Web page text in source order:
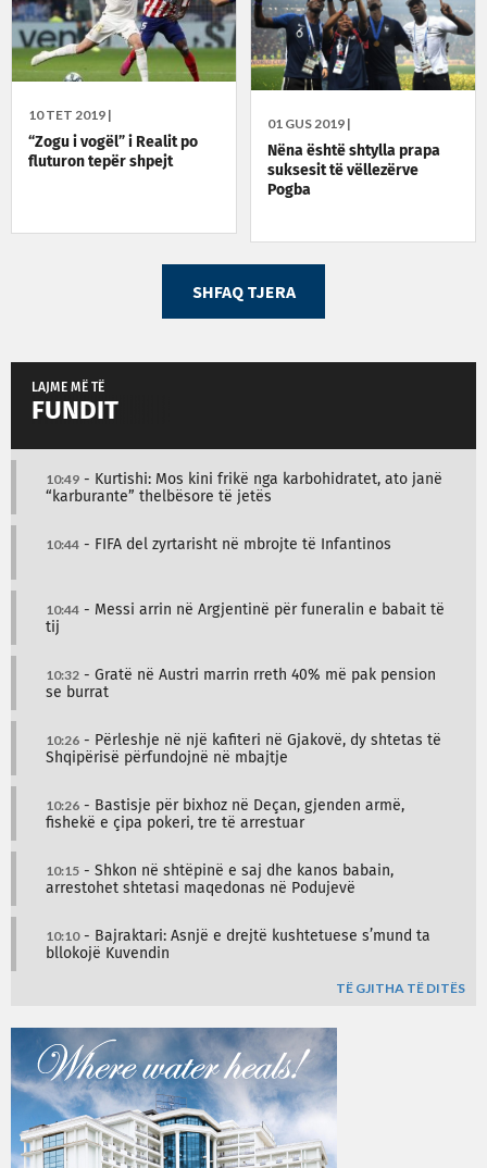
10 TET 2019 |
“Zogu i vogël” i Realit po
fluturon tepër shpejt
01 GUS 2019 |
Nëna është shtylla prapa
suksesit të vëllezërve
Pogba
SHFAQ TJERA
LAJME MË TË
FUNDIT
10:49 - Kurtishi: Mos kini frikë nga karbohidratet, ato janë
“karburante” thelbësore të jetës
10:44 - FIFA del zyrtarisht në mbrojte të Infantinos
10:44 - Messi arrin në Argjentinë për funeralin e babait të
tij
10:32 - Gratë në Austri marrin rreth 40% më pak pension
se burrat
10:26 - Përleshje në një kafiteri në Gjakovë, dy shtetas të
Shqipërisë përfundojnë në mbajtje
10:26 - Bastisje për bixhoz në Deçan, gjenden armë,
fishekë e çipa pokeri, tre të arrestuar
10:15 - Shkon në shtëpinë e saj dhe kanos babain,
arrestohet shtetasi maqedonas në Podujevë
10:10- Bajraktari: Asnjë e drejtë kushtetuese s’mund ta
bllokojë Kuvendin
TË GJITHA TË DITËS